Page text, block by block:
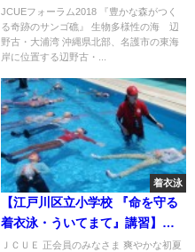
礁 〜生物多様性の海 辺野古・
大浦湾〜 中村 卓哉
JCUEフォーラム2018 『豊かな森がつく
る奇跡のサンゴ礁』 生物多様性の海 辺
野古・大浦湾 沖縄県北部、名護市の東海
岸に位置する辺野古・...
着衣泳
【江戸川区立小学校 『命を守る
着衣泳・ういてまて』講習】
JCUE 講師派遣事業についてのお
ＪＣＵＥ 正会員のみなさま 爽やかな初夏